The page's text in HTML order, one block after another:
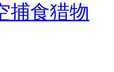
捕食猎物